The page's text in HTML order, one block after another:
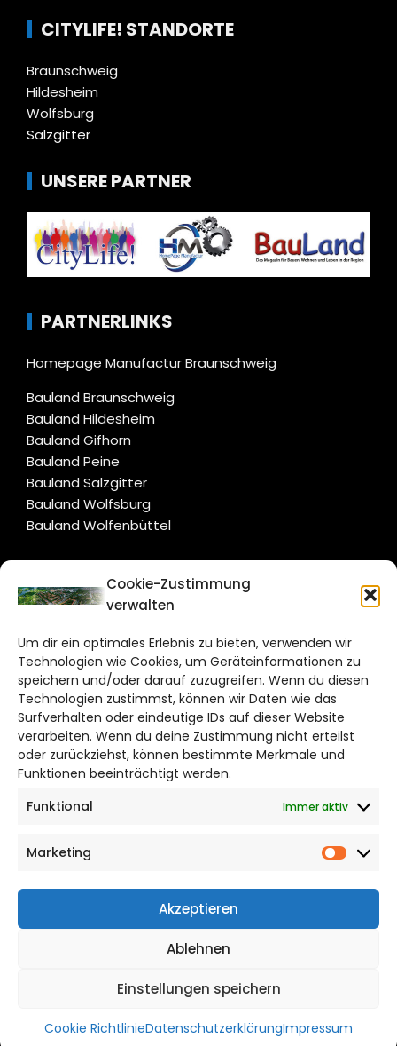
Cookie-Zustimmung
verwalten
Um dir ein optimales Erlebnis zu bieten, verwenden wir
Technologien wie Cookies, um Geräteinformationen zu
speichern und/oder darauf zuzugreifen. Wenn du diesen
Technologien zustimmst, können wir Daten wie das
Surfverhalten oder eindeutige IDs auf dieser Website
verarbeiten. Wenn du deine Zustimmung nicht erteilst
oder zurückziehst, können bestimmte Merkmale und
Funktionen beeinträchtigt werden.
Funktional
Immer aktiv
Marketing
Akzeptieren
Ablehnen
Einstellungen speichern
Cookie RichtlinieDatenschutzerklärungImpressum
CITYLIFE! STANDORTE
Braunschweig
Hildesheim
Wolfsburg
Salzgitter
UNSERE PARTNER
PARTNERLINKS
Homepage Manufactur Braunschweig
Bauland Braunschweig
Bauland Hildesheim
Bauland Gifhorn
Bauland Peine
Bauland Salzgitter
Bauland Wolfsburg
Bauland Wolfenbüttel
CITYLIFE!
Bruchtorwall 12
38100 Braunschweig
Telefon: 0531 387220 – 65
DAS STADTMAGAZIN FÜR
SALZGITTER
Impressum
Cookie Richtlinie
CITYLIFE! BEI FACEBOOK
WordPress Theme |Viralby HashThemes